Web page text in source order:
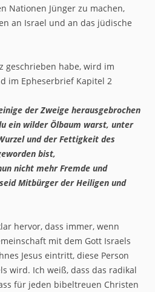
Nationen Jünger zu machen,
an Israel und an das jüdische
geschrieben habe, wird im
im Epheserbrief Kapitel 2
der Zweige herausgebrochen
ein wilder Ölbaum warst, unter
und der Fettigkeit des
bist,
nicht mehr Fremde und
Mitbürger der Heiligen und
hervor, dass immer, wenn
mit dem Gott Israels
Jesus eintritt, diese Person
wird. Ich weiß, dass das radikal
für jeden bibeltreuen Christen